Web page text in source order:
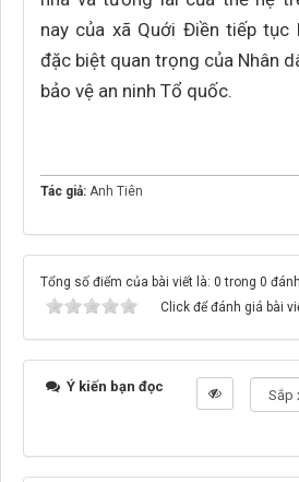
nay của xã Quới Điền tiếp tục
đặc biệt quan trọng của Nhân
bảo vệ an ninh Tổ quốc.
Tác giả: Anh Tiên
Tổng số điểm của bài viết là: 0 trong 0
Click để đánh giá bài
Ý kiến bạn đọc